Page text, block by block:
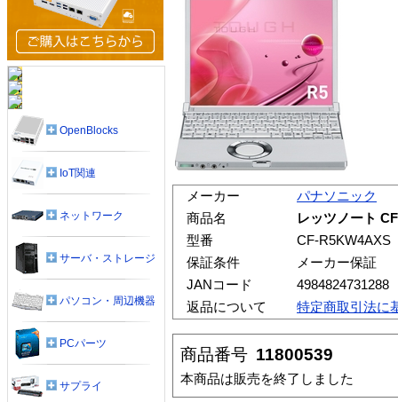
メーカー
パナソニック
商品名
レッツノート
型番
CF-R5KW4AXS
保証条件
メーカー保証
JANコード
4984824731288
返品について
特定商取引法に
商品番号 11800539
本商品は販売を終了しました
OpenBlocks
IoT関連
ネットワーク
サーバ・ストレージ
パソコン・周辺機器
PCパーツ
サプライ